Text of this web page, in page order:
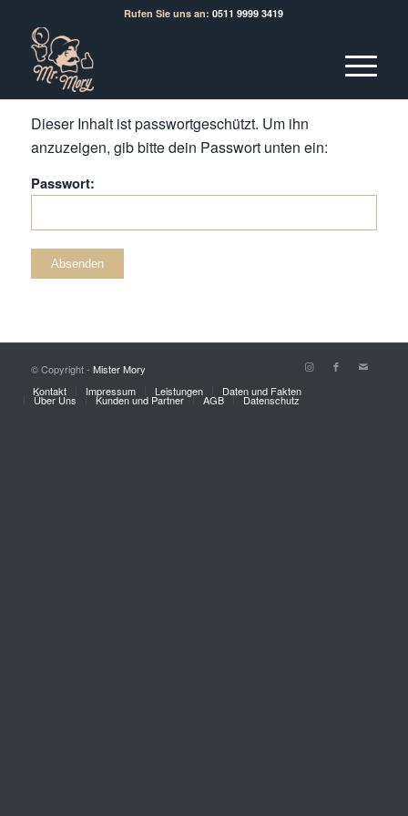
Rufen Sie uns an: 0511 9999 3419
Dieser Inhalt ist passwortgeschützt. Um ihn
anzuzeigen, gib bitte dein Passwort unten ein:
Passwort:
© Copyright - Mister Mory
Kontakt
Impressum Leistungen Daten und Fakten
Über Uns Kunden und Partner AGB Datenschutz